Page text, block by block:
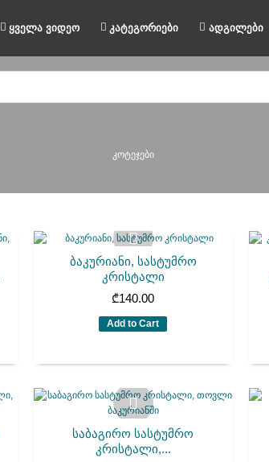
ყველა ვიდეო კატეგორიები ადგილები
კოტეჯები
ბაკურიანი, სასტუმრო
კრისტალი
₾140.00
Add to Cart
საბაგირო სასტუმრო
კრისტალი,...